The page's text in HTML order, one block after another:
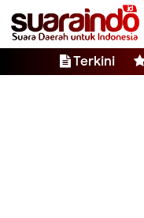
Terkini